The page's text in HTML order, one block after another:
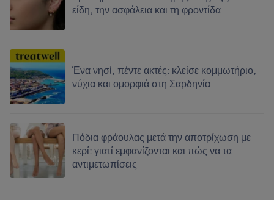
είδη, την ασφάλεια και τη φροντίδα
Ένα νησί, πέντε ακτές: κλείσε κομμωτήριο,
νύχια και ομορφιά στη Σαρδηνία
Πόδια φράουλας μετά την αποτρίχωση με
κερί: γιατί εμφανίζονται και πώς να τα
αντιμετωπίσεις